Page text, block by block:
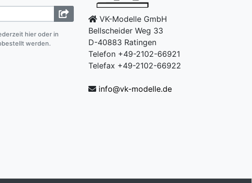
hier oder in
werden.
VK-Modelle GmbH
Bellscheider Weg 33
D-40883 Ratingen
Telefon +49-2102-66921
Telefax +49-2102-66922
info@vk-modelle.de